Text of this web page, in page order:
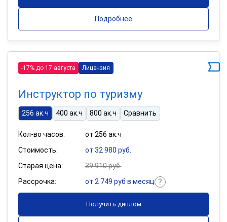
Подробнее
-17% до 17 августа Лицензия
Инструктор по туризму
256 ак.ч 400 ак.ч 800 ак.ч Сравнить
Кол-во часов:
от 256 ак.ч
Стоимость:
от 32 980 руб.
Старая цена:
39 910 руб.
Рассрочка:
от 2 749 руб в месяц
Получить диплом